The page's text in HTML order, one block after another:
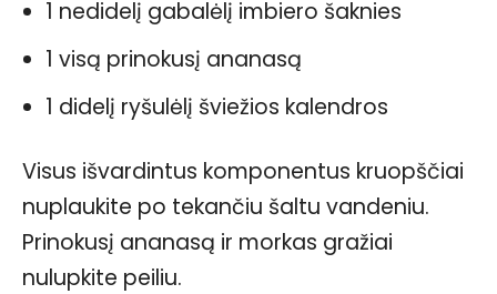
1 nedidelį gabalėlį imbiero šaknies
1 visą prinokusį ananasą
1 didelį ryšulėlį šviežios kalendros
Visus išvardintus komponentus kruopščiai
nuplaukite po tekančiu šaltu vandeniu.
Prinokusį ananasą ir morkas gražiai
nulupkite peiliu.